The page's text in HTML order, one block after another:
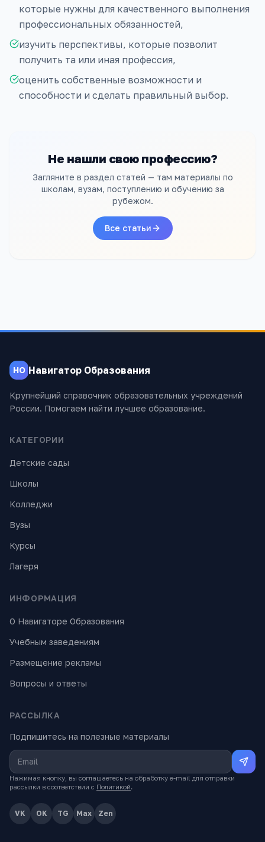
которые нужны для качественного выполнения
профессиональных обязанностей,
изучить перспективы, которые позволит
получить та или иная профессия,
оценить собственные возможности и
способности и сделать правильный выбор.
Не нашли свою профессию?
Загляните в раздел статей — там материалы по
школам, вузам, поступлению и обучению за
рубежом.
Все статьи
НО Навигатор Образования
Крупнейший справочник образовательных учреждений
России. Помогаем найти лучшее образование.
КАТЕГОРИИ
Детские сады
Школы
Колледжи
Вузы
Курсы
Лагеря
ИНФОРМАЦИЯ
О Навигаторе Образования
Учебным заведениям
Размещение рекламы
Вопросы и ответы
РАССЫЛКА
Подпишитесь на полезные материалы
Нажимая кнопку, вы соглашаетесь на обработку e-mail для отправки
рассылки в соответствии с Политикой.
VK OK TG Max Zen